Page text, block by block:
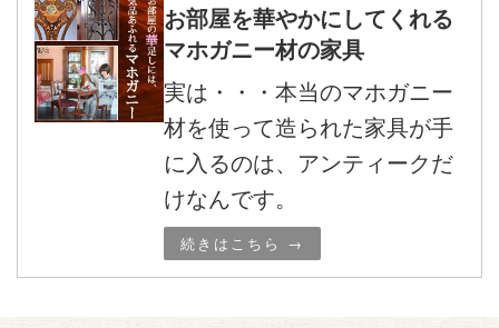
お部屋を華やかにしてくれる
マホガニー材の家具
実は・・・本当のマホガニー
材を使って造られた家具が手
に入るのは、アンティークだ
けなんです。
続きはこちら →